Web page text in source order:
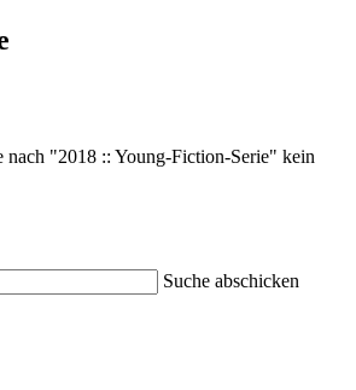
nach "2018 :: Young-Fiction-Serie" kein
Suche abschicken